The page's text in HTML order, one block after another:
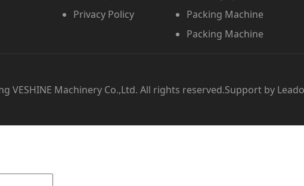
Privacy Policy
Packing Machine
Packing Machine
VESHINE Machinery Co.,Ltd. All rights reserved.Support by